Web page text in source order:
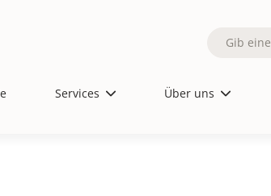
Services Über uns
Fulltext